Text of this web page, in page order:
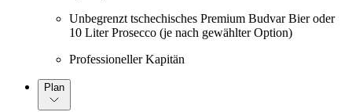
Unbegrenzt tschechisches Premium Budvar Bier oder
10 Liter Prosecco (je nach gewählter Option)
Professioneller Kapitän
Plan